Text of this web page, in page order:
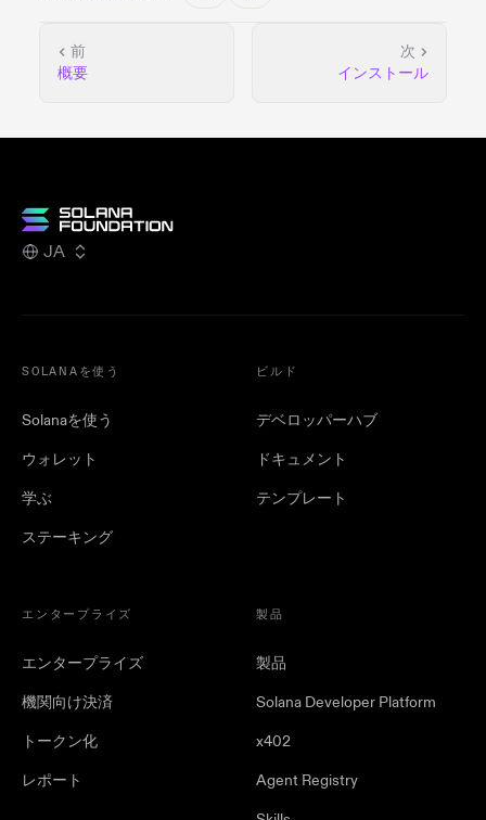
前
概要
次
インストール
JA
SOLANAを使う
Solanaを使う
ウォレット
学ぶ
ステーキング
ビルド
デベロッパーハブ
ドキュメント
テンプレート
エンタープライズ
エンタープライズ
機関向け決済
トークン化
レポート
製品
製品
Solana Developer Platform
x402
Agent Registry